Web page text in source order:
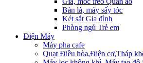
Bàn là, máy sấy tóc
Két sắt Gia đình
Phòng ngủ Trẻ em
Điện Máy
Máy pha cafe
Quạt Điều hòa,Điện cơ,Tháp